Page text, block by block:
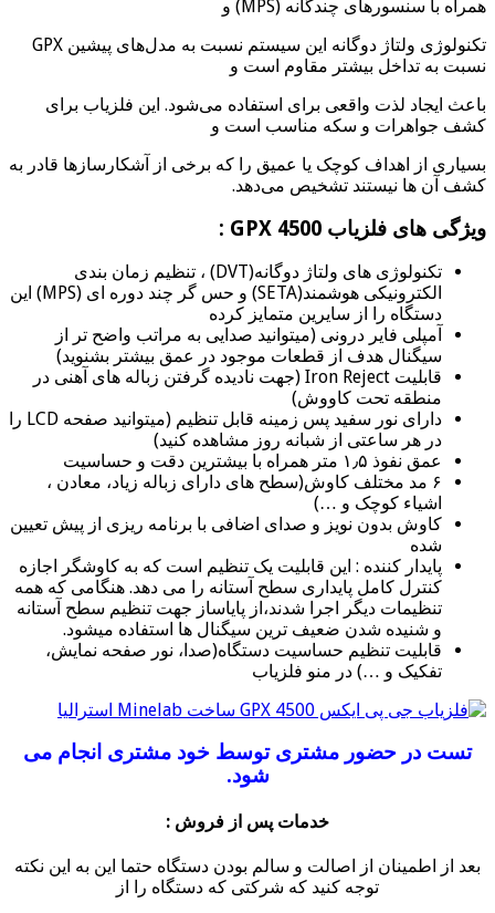
همراه با سنسورهای چندگانه (MPS) و
تکنولوژی ولتاژ دوگانه این سیستم نسبت به مدل‌های پیشین GPX
نسبت به تداخل بیشتر مقاوم است و
باعث ایجاد لذت واقعی برای استفاده می‌شود. این فلزیاب برای
کشف جواهرات و سکه مناسب است و
بسیاری از اهداف کوچک یا عمیق را که برخی از آشکارسازها قادر به
کشف آن ها نیستند تشخیص می‌دهد.
ویژگی های فلزیاب GPX 4500 :
تکنولوژی های ولتاژ دوگانه(DVT) ، تنظیم زمان بندی
الکترونیکی هوشمند(SETA) و حس گر چند دوره ای (MPS) این
دستگاه را از سایرین متمایز کرده
آمپلی فایر درونی (میتوانید صدایی به مراتب واضح تر از
سیگنال هدف از قطعات موجود در عمق بیشتر بشنوید)
قابلیت
Iron Reject (جهت نادیده گرفتن زباله های آهنی در
منطقه تحت کاووش)
دارای نور سفید پس زمینه قابل تنظیم (میتوانید صفحه LCD را
در هر ساعتی از شبانه روز مشاهده کنید)
عمق نفوذ ۱٫۵ متر همراه با بیشترین دقت و حساسیت
۶ مد مختلف کاوش(سطح های دارای زباله زیاد، معادن ،
اشیاء کوچک و …)
کاوش بدون نویز و صدای اضافی با برنامه ریزی از پیش تعیین
شده
پایدار کننده : این قابلیت یک تنظیم است که به کاوشگر اجازه
کنترل کامل پایداری سطح آستانه را می دهد. هنگامی که همه
تنظیمات دیگر اجرا شدند،از پایاساز جهت تنظیم سطح آستانه
و شنیده شدن ضعیف ترین سیگنال ها استفاده میشود.
قابلیت تنظیم حساسیت دستگاه(صدا، نور صفحه نمایش،
تفکیک و …) در منو فلزیاب
تست در حضور مشتری توسط خود مشتری انجام می
شود.
خدمات پس از فروش :
بعد از اطمینان از اصالت و سالم بودن دستگاه حتما این به این نکته
توجه کنید که شرکتی که دستگاه را از